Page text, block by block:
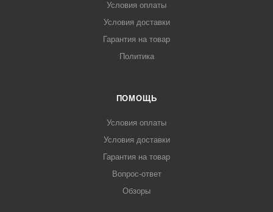
Условия оплаты
Условия доставки
Гарантия на товар
Политика
ПОМОЩЬ
Условия оплаты
Условия доставки
Гарантия на товар
Вопрос-ответ
Обзоры